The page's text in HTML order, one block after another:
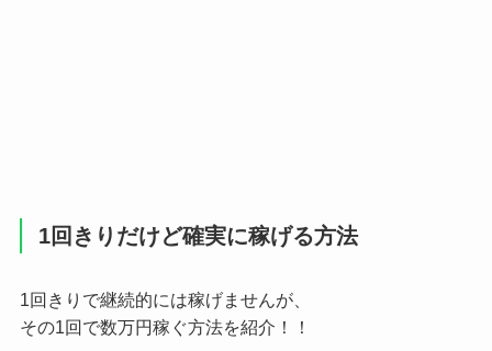
1回きりだけど確実に稼げる方法
1回きりで継続的には稼げませんが、
その1回で数万円稼ぐ方法を紹介！！